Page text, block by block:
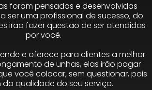
foram pensadas e desenvolvidas
ser uma profissional de sucesso, do
irão fazer questão de ser atendidas
por você.
e oferece para clientes a melhor
de unhas, elas irão pagar
você colocar, sem questionar, pois
da qualidade do seu serviço.